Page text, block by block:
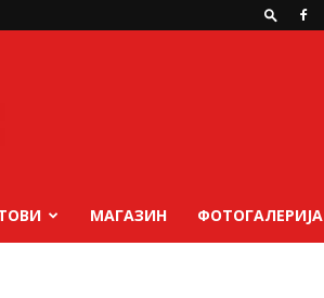
МАГАЗИН ФОТОГАЛЕРИЈА